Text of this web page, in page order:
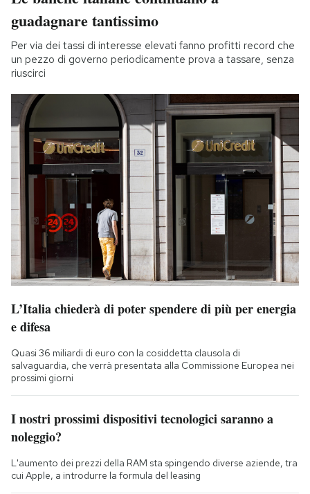
guadagnare tantissimo
Per via dei tassi di interesse elevati fanno profitti record che
un pezzo di governo periodicamente prova a tassare, senza
riuscirci
L’Italia chiederà di poter spendere di più per energia
e difesa
Quasi 36 miliardi di euro con la cosiddetta clausola di
salvaguardia, che verrà presentata alla Commissione Europea nei
prossimi giorni
I nostri prossimi dispositivi tecnologici saranno a
noleggio?
L'aumento dei prezzi della RAM sta spingendo diverse aziende, tra
cui Apple, a introdurre la formula del leasing